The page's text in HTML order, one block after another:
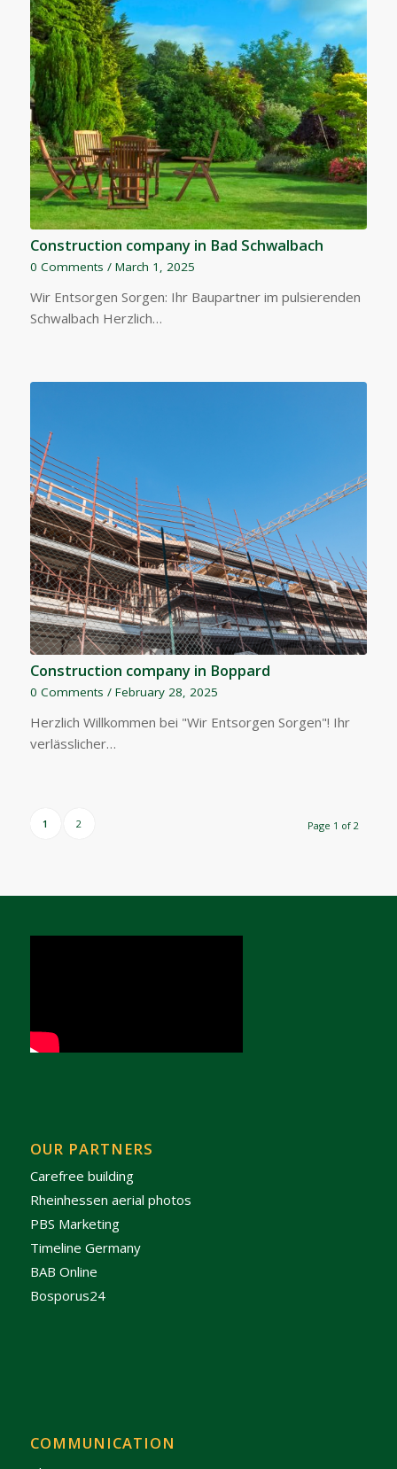
Construction company in Bad Schwalbach
0 Comments / March 1, 2025
Wir Entsorgen Sorgen: Ihr Baupartner im pulsierenden
Schwalbach Herzlich…
Construction company in Boppard
0 Comments / February 28, 2025
Herzlich Willkommen bei "Wir Entsorgen Sorgen"! Ihr
verlässlicher…
Page 1 of 2
1 2
OUR PARTNERS
Carefree building
Rheinhessen aerial photos
PBS Marketing
Timeline Germany
BAB Online
Bosporus24
COMMUNICATION